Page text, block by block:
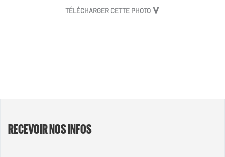
TÉLÉCHARGER CETTE PHOTO
RECEVOIR NOS INFOS